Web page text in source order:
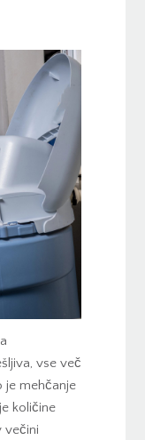
vse več
je mehčanje
količine
večini